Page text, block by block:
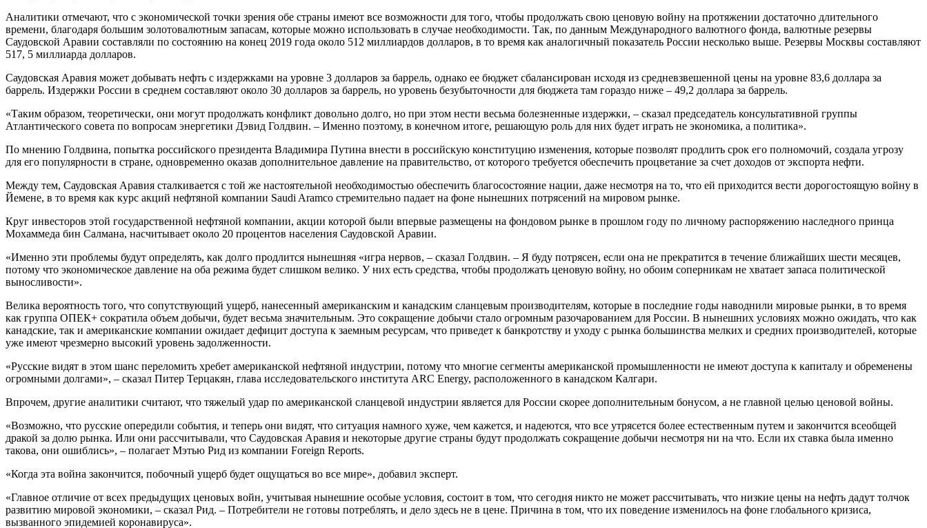
Аналитики отмечают, что с экономической точки зрения обе страны имеют все возможности для того, чтобы продолжать свою ценовую войну на протяжении достаточно длительного
времени, благодаря большим золотовалютным запасам, которые можно использовать в случае необходимости. Так, по данным Международного валютного фонда, валютные резервы
Саудовской Аравии составляли по состоянию на конец 2019 года около 512 миллиардов долларов, в то время как аналогичный показатель России несколько выше. Резервы Москвы составляют
517, 5 миллиарда долларов.
Саудовская Аравия может добывать нефть с издержками на уровне 3 долларов за баррель, однако ее бюджет сбалансирован исходя из средневзвешенной цены на уровне 83,6 доллара за
баррель. Издержки России в среднем составляют около 30 долларов за баррель, но уровень безубыточности для бюджета там гораздо ниже – 49,2 доллара за баррель.
«Таким образом, теоретически, они могут продолжать конфликт довольно долго, но при этом нести весьма болезненные издержки, – сказал председатель консультативной группы
Атлантического совета по вопросам энергетики Дэвид Голдвин. – Именно поэтому, в конечном итоге, решающую роль для них будет играть не экономика, а политика».
По мнению Голдвина, попытка российского президента Владимира Путина внести в российскую конституцию изменения, которые позволят продлить срок его полномочий, создала угрозу
для его популярности в стране, одновременно оказав дополнительное давление на правительство, от которого требуется обеспечить процветание за счет доходов от экспорта нефти.
Между тем, Саудовская Аравия сталкивается с той же настоятельной необходимостью обеспечить благосостояние нации, даже несмотря на то, что ей приходится вести дорогостоящую войну в
Йемене, в то время как курс акций нефтяной компании Saudi Aramco стремительно падает на фоне нынешних потрясений на мировом рынке.
Круг инвесторов этой государственной нефтяной компании, акции которой были впервые размещены на фондовом рынке в прошлом году по личному распоряжению наследного принца
Мохаммеда бин Салмана, насчитывает около 20 процентов населения Саудовской Аравии.
«Именно эти проблемы будут определять, как долго продлится нынешняя «игра нервов, – сказал Голдвин. – Я буду потрясен, если она не прекратится в течение ближайших шести месяцев,
потому что экономическое давление на оба режима будет слишком велико. У них есть средства, чтобы продолжать ценовую войну, но обоим соперникам не хватает запаса политической
выносливости».
Велика вероятность того, что сопутствующий ущерб, нанесенный американским и канадским сланцевым производителям, которые в последние годы наводнили мировые рынки, в то время
как группа ОПЕК+ сократила объем добычи, будет весьма значительным. Это сокращение добычи стало огромным разочарованием для России. В нынешних условиях можно ожидать, что как
канадские, так и американские компании ожидает дефицит доступа к заемным ресурсам, что приведет к банкротству и уходу с рынка большинства мелких и средних производителей, которые
уже имеют чрезмерно высокий уровень задолженности.
«Русские видят в этом шанс переломить хребет американской нефтяной индустрии, потому что многие сегменты американской промышленности не имеют доступа к капиталу и обременены
огромными долгами», – сказал Питер Терцакян, глава исследовательского института ARC Energy, расположенного в канадском Калгари.
Впрочем, другие аналитики считают, что тяжелый удар по американской сланцевой индустрии является для России скорее дополнительным бонусом, а не главной целью ценовой войны.
«Возможно, что русские опередили события, и теперь они видят, что ситуация намного хуже, чем кажется, и надеются, что все утрясется более естественным путем и закончится всеобщей
дракой за долю рынка. Или они рассчитывали, что Саудовская Аравия и некоторые другие страны будут продолжать сокращение добычи несмотря ни на что. Если их ставка была именно
такова, они ошиблись», – полагает Мэтью Рид из компании Foreign Reports.
«Когда эта война закончится, побочный ущерб будет ощущаться во все мире», добавил эксперт.
«Главное отличие от всех предыдущих ценовых войн, учитывая нынешние особые условия, состоит в том, что сегодня никто не может рассчитывать, что низкие цены на нефть дадут толчок
развитию мировой экономики, – сказал Рид. – Потребители не готовы потреблять, и дело здесь не в цене. Причина в том, что их поведение изменилось на фоне глобального кризиса,
вызванного эпидемией коронавируса».